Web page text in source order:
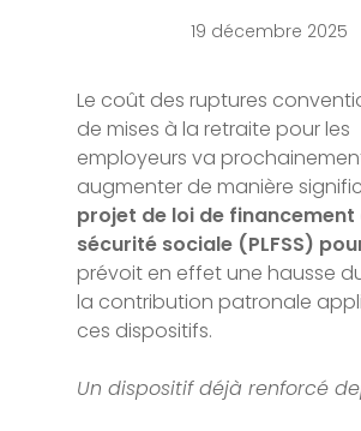
19 décembre 2025
Le coût des ruptures
de mises à la retraite pour les
employeurs va
augmenter de manière
projet de loi de financement
sécurité sociale (PLFSS)
prévoit en effet une hausse
la contribution patronale
ces dispositifs.
Un dispositif déjà renforcé